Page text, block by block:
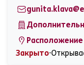
Воскресенье
Расположение
Закрыто⋅